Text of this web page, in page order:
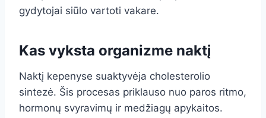
gydytojai siūlo vartoti vakare.
Kas vyksta organizme naktį
Naktį kepenyse suaktyvėja cholesterolio
sintezė. Šis procesas priklauso nuo paros ritmo,
hormonų svyravimų ir medžiagų apykaitos.